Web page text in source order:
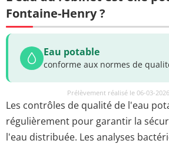
Fontaine-Henry ?
Eau potable
conforme aux normes de
Prélèvement réalisé le 06-03-
Les contrôles de qualité de l'eau
régulièrement pour garantir la
l'eau distribuée. Les analyses